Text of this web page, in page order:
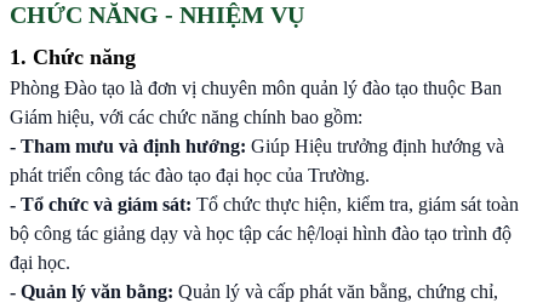
CHỨC NĂNG - NHIỆM VỤ
1. Chức năng
Phòng Đào tạo là đơn vị chuyên môn quản lý đào tạo thuộc Ban
Giám hiệu, với các chức năng chính bao gồm:
- Tham mưu và định hướng: Giúp Hiệu trưởng định hướng và
phát triển công tác đào tạo đại học của Trường.
- Tổ chức và giám sát: Tổ chức thực hiện, kiểm tra, giám sát toàn
bộ công tác giảng dạy và học tập các hệ/loại hình đào tạo trình độ
đại học.
- Quản lý văn bằng: Quản lý và cấp phát văn bằng, chứng chỉ,